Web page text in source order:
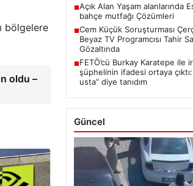
bölgelere
oldu –
■Açık Alan Yaşam alanlarında
bahçe mutfağı Çözümleri
■Cem Küçük Soruşturması
Beyaz TV Programcısı Tahir
Gözaltında
■FETÖ’cü Burkay Karatepe ile
şüphelinin ifadesi ortaya çıktı:
usta” diye tanıdım
Güncel